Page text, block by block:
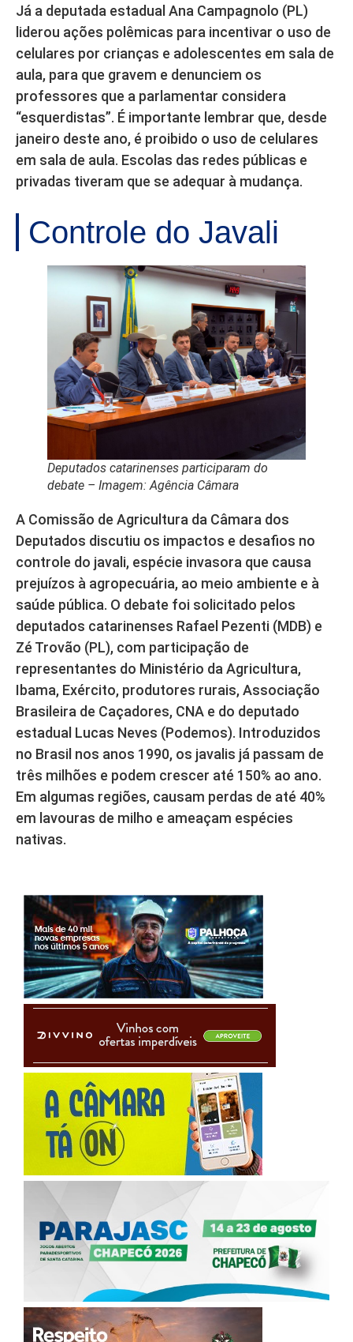
Já a deputada estadual Ana Campagnolo (PL)
liderou ações polêmicas para incentivar o uso de
celulares por crianças e adolescentes em sala de
aula, para que gravem e denunciem os
professores que a parlamentar considera
“esquerdistas”. É importante lembrar que, desde
janeiro deste ano, é proibido o uso de celulares
em sala de aula. Escolas das redes públicas e
privadas tiveram que se adequar à mudança.
Controle do Javali
Deputados catarinenses participaram do
debate – Imagem: Agência Câmara
A Comissão de Agricultura da Câmara dos
Deputados discutiu os impactos e desafios no
controle do javali, espécie invasora que causa
prejuízos à agropecuária, ao meio ambiente e à
saúde pública. O debate foi solicitado pelos
deputados catarinenses Rafael Pezenti (MDB) e
Zé Trovão (PL), com participação de
representantes do Ministério da Agricultura,
Ibama, Exército, produtores rurais, Associação
Brasileira de Caçadores, CNA e do deputado
estadual Lucas Neves (Podemos). Introduzidos
no Brasil nos anos 1990, os javalis já passam de
três milhões e podem crescer até 150% ao ano.
Em algumas regiões, causam perdas de até 40%
em lavouras de milho e ameaçam espécies
nativas.